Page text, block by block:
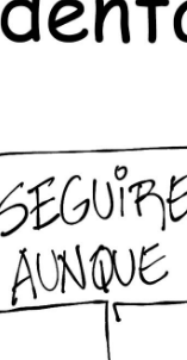
al Congreso
solicitud de
acusan retiro de
mantener
a mujeres con
convierte residuos de